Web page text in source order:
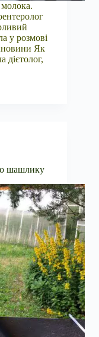
у розмові
Як
дієтолог,
шашлику